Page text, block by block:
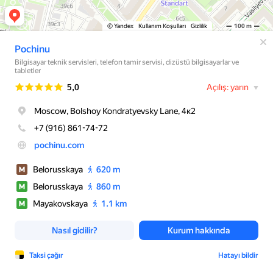
© Yandex Kullanım Koşulları Gizlilik 100 m
Pochinu
Bilgisayar teknik servisleri, telefon tamir servisi, dizüstü bilgisayarlar ve
tabletler
Değerlendirme
5,0 Açılış: yarın
Moscow, Bolshoy Kondratyevsky Lane, 4к2
+7 (916) 861-74-72
pochinu.com
Belorusskaya
620 m
Belorusskaya
860 m
Mayakovskaya
1.1 km
Nasıl gidilir? Kurum hakkında
Taksi çağır Hatayı bildir